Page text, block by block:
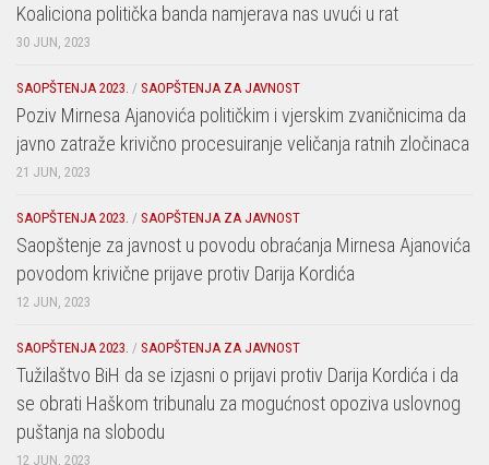
Koaliciona politička banda namjerava nas uvući u rat
30 JUN, 2023
SAOPŠTENJA 2023. / SAOPŠTENJA ZA JAVNOST
Poziv Mirnesa Ajanovića političkim i vjerskim zvaničnicima da
javno zatraže krivično procesuiranje veličanja ratnih zločinaca
21 JUN, 2023
SAOPŠTENJA 2023. / SAOPŠTENJA ZA JAVNOST
Saopštenje za javnost u povodu obraćanja Mirnesa Ajanovića
povodom krivične prijave protiv Darija Kordića
12 JUN, 2023
SAOPŠTENJA 2023. / SAOPŠTENJA ZA JAVNOST
Tužilaštvo BiH da se izjasni o prijavi protiv Darija Kordića i da
se obrati Haškom tribunalu za mogućnost opoziva uslovnog
puštanja na slobodu
12 JUN, 2023